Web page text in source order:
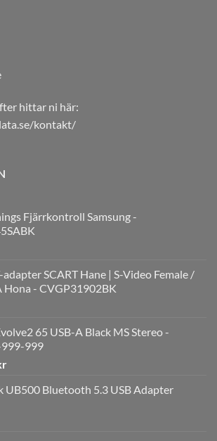
hittar ni här:
kontakt/
Fjärrkontroll Samsung -
adapter SCART Hane | S-Video Female /
Hona - CVGP31902BK
65 USB-A Black MS Stereo -
999
UB500 Bluetooth 5.3 USB Adapter